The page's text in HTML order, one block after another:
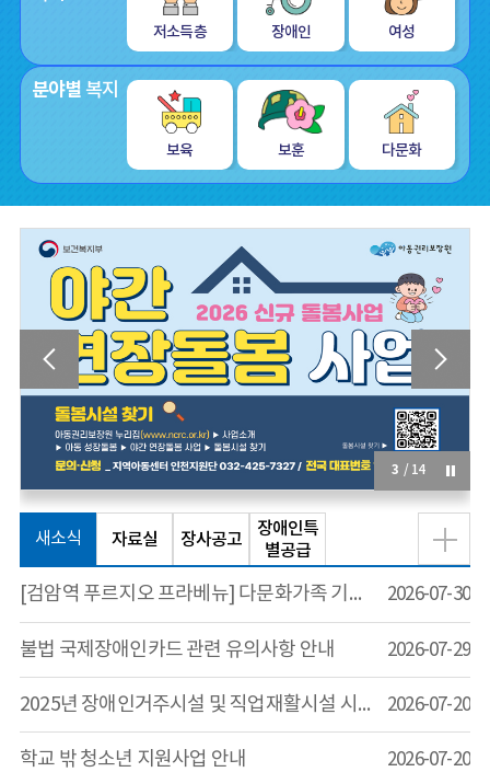
저소득층 장애인 여성
분야별 복지
보육 보훈 다문화
‹ ›
3 / 14
새소식
[검암역 푸르지오 프라베뉴] 다문화가족 기관추천 특별공급 신청안내 2026-07-30
불법 국제장애인카드 관련 유의사항 안내 2026-07-29
2025년 장애인거주시설 및 직업재활시설 시설평가 결과 공개 2026-07-20
학교 밖 청소년 지원사업 안내 2026-07-20
자료실 장사공고
장애인특
별공급